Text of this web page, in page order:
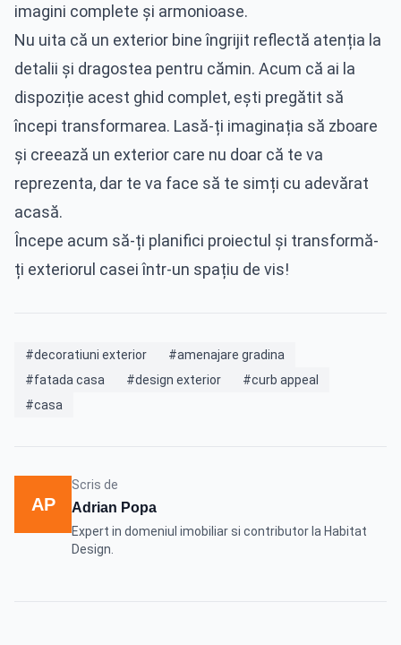
imagini complete și armonioase.
Nu uita că un exterior bine îngrijit reflectă atenția la
detalii și dragostea pentru cămin. Acum că ai la
dispoziție acest ghid complet, ești pregătit să
începi transformarea. Lasă-ți imaginația să zboare
și creează un exterior care nu doar că te va
reprezenta, dar te va face să te simți cu adevărat
acasă.
Începe acum să-ți planifici proiectul și transformă-
ți exteriorul casei într-un spațiu de vis!
#decoratiuni exterior
#amenajare gradina
#fatada casa
#design exterior
#curb appeal
#casa
AP
Scris de
Adrian Popa
Expert in domeniul imobiliar si contributor la Habitat
Design.